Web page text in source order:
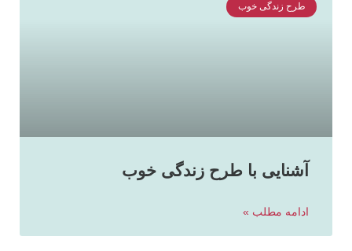
طرح زندگی خوب
آشنایی با طرح زندگی خوب
ادامه مطلب »